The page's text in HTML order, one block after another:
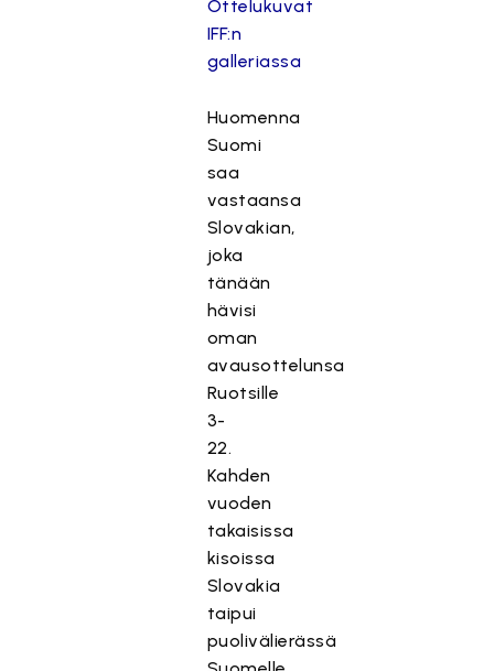
Ottelukuvat
IFF:n
galleriassa
Huomenna
Suomi
saa
vastaansa
Slovakian,
joka
tänään
hävisi
oman
avausottelunsa
Ruotsille
3-
22.
Kahden
vuoden
takaisissa
kisoissa
Slovakia
taipui
puolivälierässä